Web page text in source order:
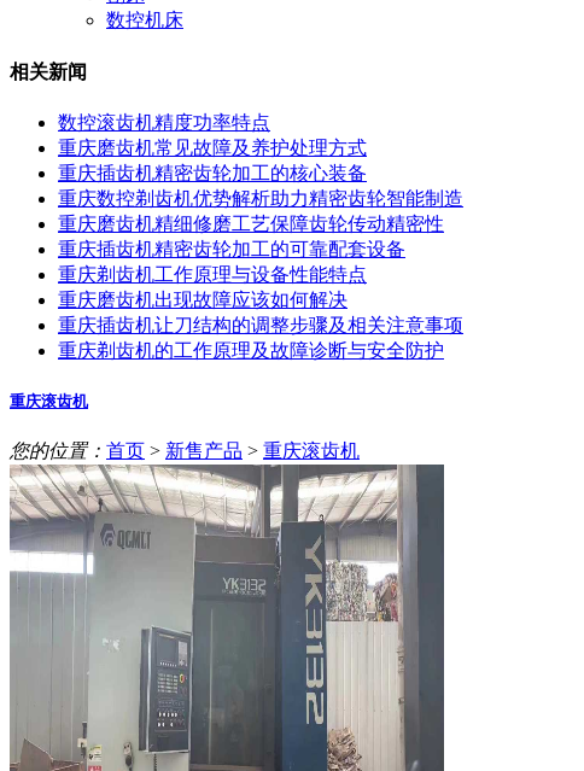
数控机床
相关新闻
数控滚齿机精度功率特点
重庆磨齿机常见故障及养护处理方式
重庆插齿机精密齿轮加工的核心装备
重庆数控剃齿机优势解析助力精密齿轮智能制造
重庆磨齿机精细修磨工艺保障齿轮传动精密性
重庆插齿机精密齿轮加工的可靠配套设备
重庆剃齿机工作原理与设备性能特点
重庆磨齿机出现故障应该如何解决
重庆插齿机让刀结构的调整步骤及相关注意事项
重庆剃齿机的工作原理及故障诊断与安全防护
重庆滚齿机
您的位置： 首页 > 新售产品 > 重庆滚齿机